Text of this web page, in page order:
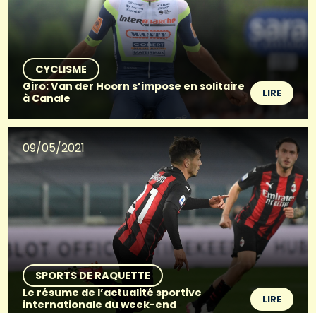
CYCLISME
Giro: Van der Hoorn s’impose en solitaire
à Canale
LIRE
09/05/2021
SPORTS DE RAQUETTE
Le résume de l’actualité sportive
internationale du week-end
LIRE